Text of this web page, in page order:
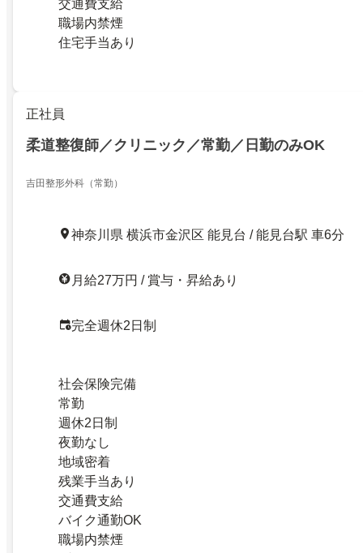
交通費支給
職場内禁煙
住宅手当あり
正社員
柔道整復師／クリニック／常勤／日勤のみOK
吉田整形外科（常勤）
神奈川県 横浜市金沢区 能見台 / 能見台駅 車6分
月給27万円 / 賞与・昇給あり
完全週休2日制
社会保険完備
常勤
週休2日制
夜勤なし
地域密着
残業手当あり
交通費支給
バイク通勤OK
職場内禁煙